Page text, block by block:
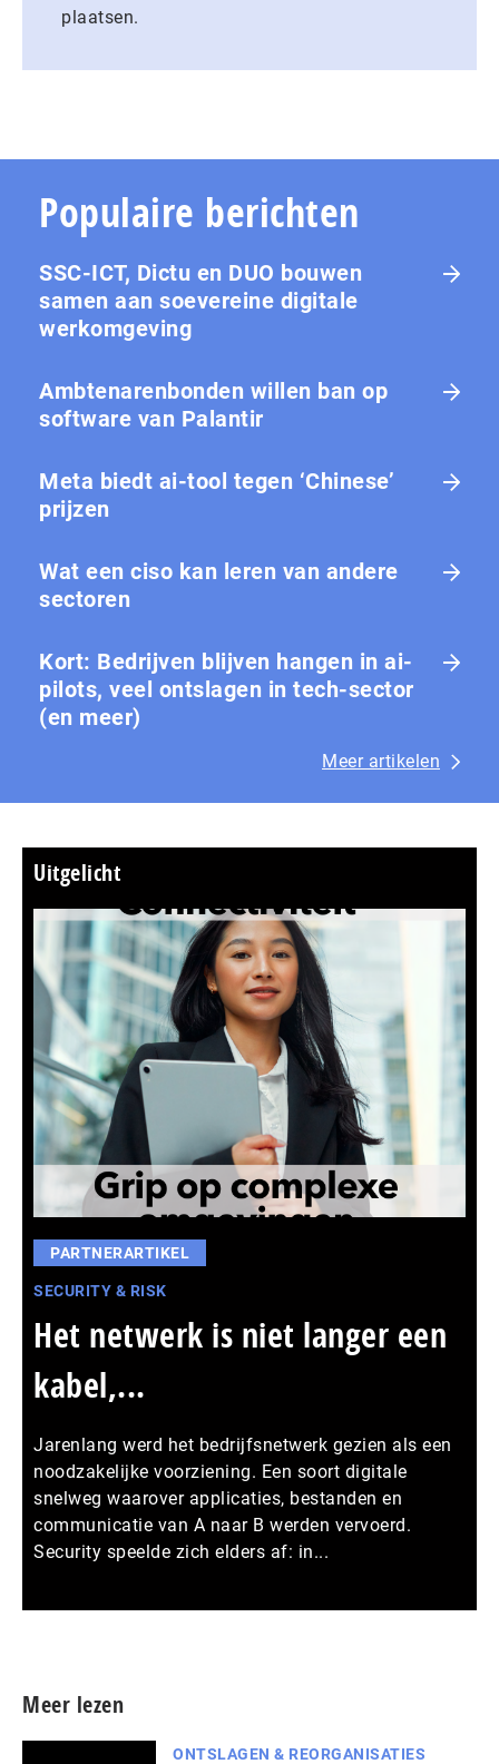
plaatsen.
Populaire berichten
SSC-ICT, Dictu en DUO bouwen
samen aan soevereine digitale
werkomgeving
Ambtenarenbonden willen ban op
software van Palantir
Meta biedt ai-tool tegen ‘Chinese’
prijzen
Wat een ciso kan leren van andere
sectoren
Kort: Bedrijven blijven hangen in ai-
pilots, veel ontslagen in tech-sector
(en meer)
Meer artikelen
Uitgelicht
PARTNERARTIKEL
SECURITY & RISK
Het netwerk is niet langer een
kabel,...
Jarenlang werd het bedrijfsnetwerk gezien als een
noodzakelijke voorziening. Een soort digitale
snelweg waarover applicaties, bestanden en
communicatie van A naar B werden vervoerd.
Security speelde zich elders af: in...
Meer lezen
ONTSLAGEN & REORGANISATIES